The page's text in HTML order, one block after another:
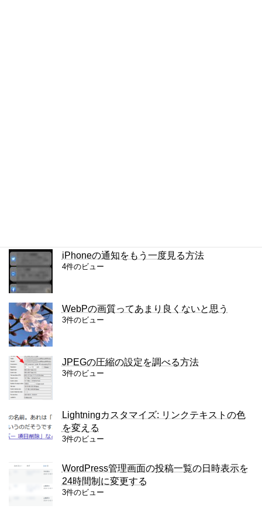
iPhoneの通知をもう一度見る方法
4件のビュー
WebPの画質ってあまり良くないと思う
3件のビュー
JPEGの圧縮の設定を調べる方法
3件のビュー
Lightningカスタマイズ: リンクテキストの色
を変える
3件のビュー
WordPress管理画面の投稿一覧の日時表示を
24時間制に変更する
3件のビュー